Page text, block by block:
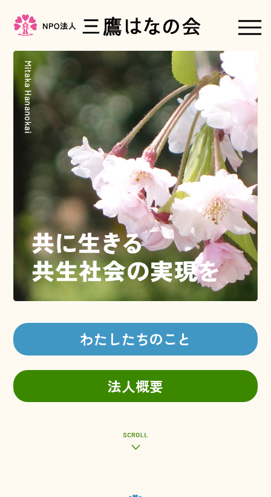
わたしたちのこと
法人概要